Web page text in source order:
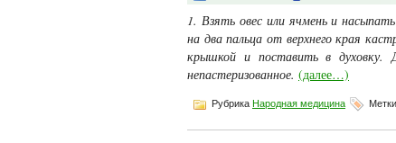
1. Взять овес или ячмень и
на два пальца от верхнего края
крышкой и поставить в духовку.
непастеризованное. (далее…)
Рубрика Народная медицина